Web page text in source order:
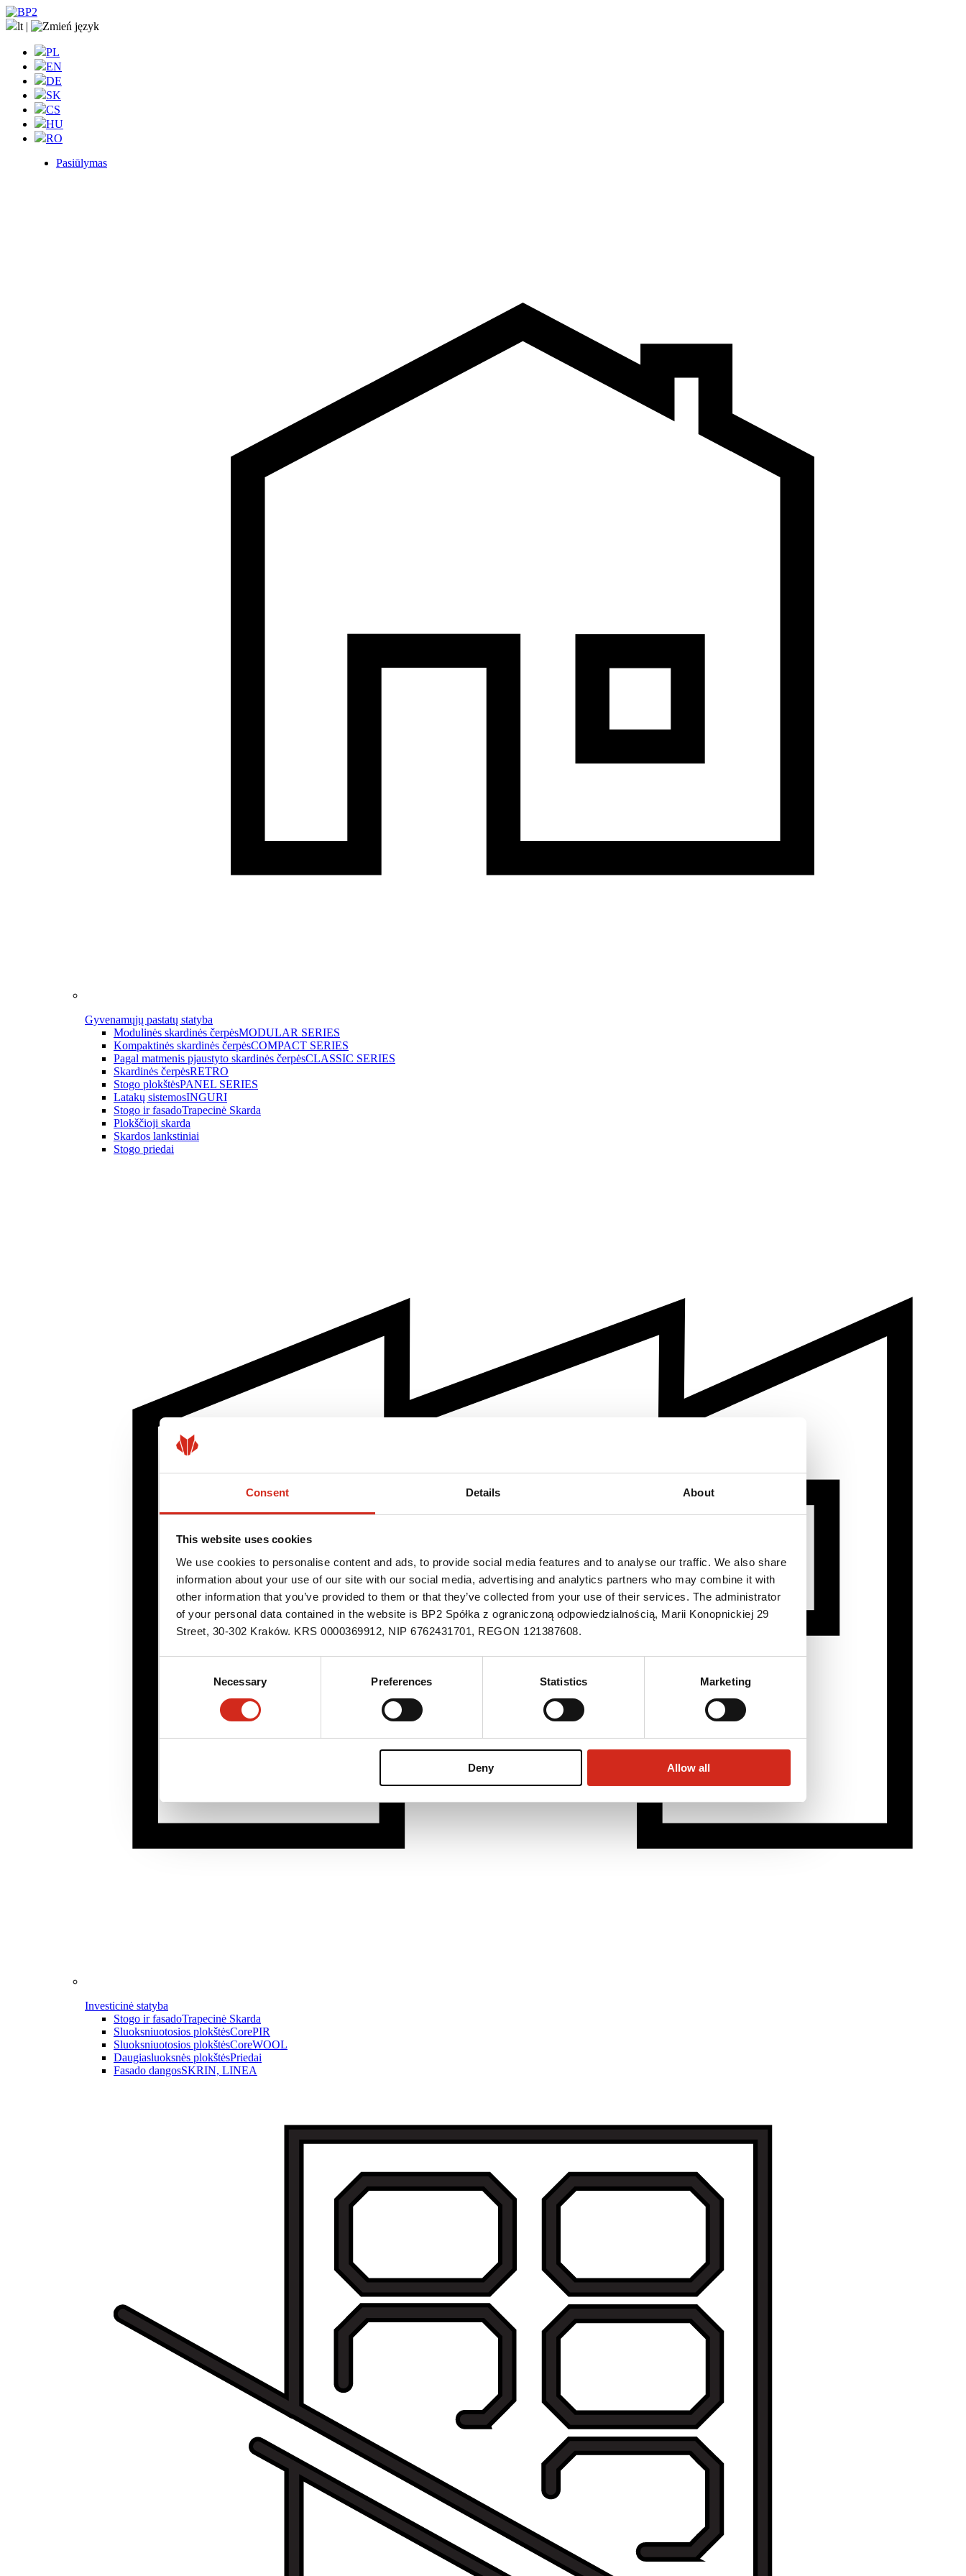
Consent Details About
This website uses cookies
We use cookies to personalise content and ads, to provide social media features and to analyse our traffic. We also share
information about your use of our site with our social media, advertising and analytics partners who may combine it with
other information that you’ve provided to them or that they’ve collected from your use of their services. The administrator
of your personal data contained in the website is BP2 Spółka z ograniczoną odpowiedzialnością, Marii Konopnickiej 29
Street, 30-302 Kraków. KRS 0000369912, NIP 6762431701, REGON 121387608.
Necessary Preferences Statistics Marketing
Deny Allow all
lt |
PL
EN
DE
SK
CS
HU
RO
Pasiūlymas
Gyvenamųjų pastatų statyba
Modulinės skardinės čerpėsMODULAR SERIES
Kompaktinės skardinės čerpėsCOMPACT SERIES
Pagal matmenis pjaustyto skardinės čerpėsCLASSIC SERIES
Skardinės čerpėsRETRO
Stogo plokštėsPANEL SERIES
Latakų sistemosINGURI
Stogo ir fasadoTrapecinė Skarda
Plokščioji skarda
Skardos lankstiniai
Stogo priedai
Investicinė statyba
Stogo ir fasadoTrapecinė Skarda
Sluoksniuotosios plokštėsCorePIR
Sluoksniuotosios plokštėsCoreWOOL
Daugiasluoksnės plokštėsPriedai
Fasado dangosSKRIN, LINEA